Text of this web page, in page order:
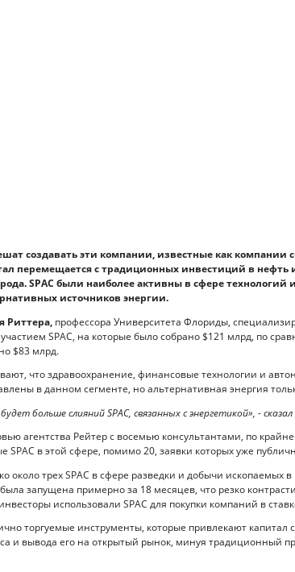
создавать эти компании, известные как компании
перемещается с традиционных инвестиций в
SPAC были наиболее активны в сфере
источников энергии.
Риттера, профессора Университета Флориды,
участием SPAC, на которые было собрано $121 млрд, по
$83 млрд.
что здравоохранение, финансовые технологии и
в данном сегменте, но альтернативная энергия
больше слияний SPAC, связанных с энергетикой», - сказал
агентства Рейтер с восемью консультантами, по
SPAC в этой сфере, помимо 20, заявки которых уже
около трех SPAC в сфере разведки и добычи ископаемых
запущена примерно за 18 месяцев, что резко
использовали SPAC для покупки компаний в
торгуемые инструменты, которые привлекают
и вывода его на открытый рынок, минуя традиционный